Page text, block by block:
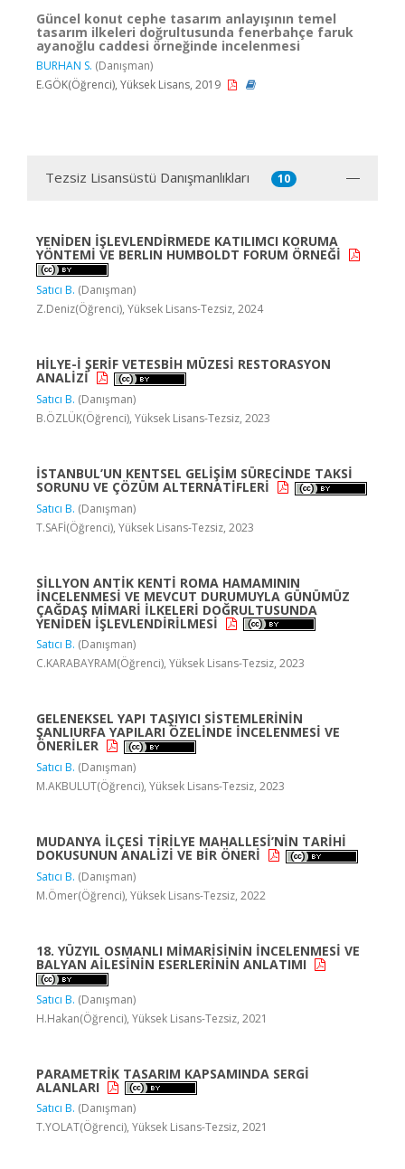
Güncel konut cephe tasarım anlayışının temel
tasarım ilkeleri doğrultusunda fenerbahçe faruk
ayanoğlu caddesi örneğinde incelenmesi
BURHAN S. (Danışman)
E.GÖK(Öğrenci), Yüksek Lisans, 2019
Tezsiz Lisansüstü Danışmanlıkları 10
YENİDEN İŞLEVLENDİRMEDE KATILIMCI KORUMA
YÖNTEMİ VE BERLIN HUMBOLDT FORUM ÖRNEĞİ
Satıcı B. (Danışman)
Z.Deniz(Öğrenci), Yüksek Lisans-Tezsiz, 2024
HİLYE-İ ŞERİF VETESBİH MÜZESİ RESTORASYON
ANALİZİ
Satıcı B. (Danışman)
B.ÖZLÜK(Öğrenci), Yüksek Lisans-Tezsiz, 2023
İSTANBUL’UN KENTSEL GELİŞİM SÜRECİNDE TAKSİ
SORUNU VE ÇÖZÜM ALTERNATİFLERİ
Satıcı B. (Danışman)
T.SAFİ(Öğrenci), Yüksek Lisans-Tezsiz, 2023
SİLLYON ANTİK KENTİ ROMA HAMAMININ
İNCELENMESİ VE MEVCUT DURUMUYLA GÜNÜMÜZ
ÇAĞDAŞ MİMARİ İLKELERİ DOĞRULTUSUNDA
YENİDEN İŞLEVLENDİRİLMESİ
Satıcı B. (Danışman)
C.KARABAYRAM(Öğrenci), Yüksek Lisans-Tezsiz, 2023
GELENEKSEL YAPI TAŞIYICI SİSTEMLERİNİN
ŞANLIURFA YAPILARI ÖZELİNDE İNCELENMESİ VE
ÖNERİLER
Satıcı B. (Danışman)
M.AKBULUT(Öğrenci), Yüksek Lisans-Tezsiz, 2023
MUDANYA İLÇESİ TİRİLYE MAHALLESİ’NİN TARİHİ
DOKUSUNUN ANALİZİ VE BİR ÖNERİ
Satıcı B. (Danışman)
M.Ömer(Öğrenci), Yüksek Lisans-Tezsiz, 2022
18. YÜZYIL OSMANLI MİMARİSİNİN İNCELENMESİ VE
BALYAN AİLESİNİN ESERLERİNİN ANLATIMI
Satıcı B. (Danışman)
H.Hakan(Öğrenci), Yüksek Lisans-Tezsiz, 2021
PARAMETRİK TASARIM KAPSAMINDA SERGİ
ALANLARI
Satıcı B. (Danışman)
T.YOLAT(Öğrenci), Yüksek Lisans-Tezsiz, 2021